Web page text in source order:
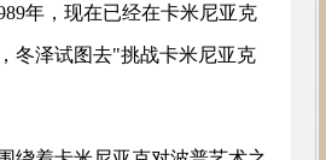
年，现在已经在卡米尼亚克
冬泽试图去"挑战卡米尼亚克